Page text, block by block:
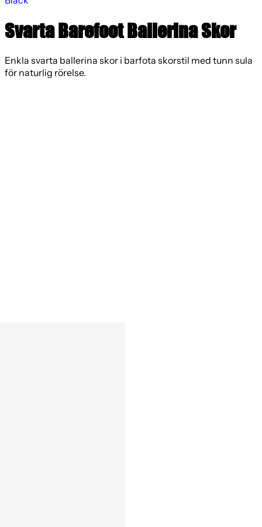
Svarta Barefoot Ballerina Skor
Enkla svarta ballerina skor i barfota skorstil med tunn sula
för naturlig rörelse.